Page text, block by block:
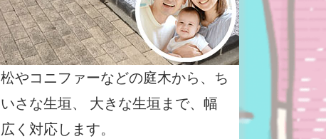
松やコニファーなどの庭木から、ち
いさな生垣、 大きな生垣まで、幅
広く対応します。